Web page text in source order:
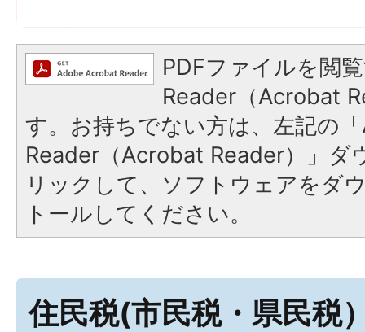
PDFファイルを閲
Reader（Acrobat
す。お持ちでない方は、左記の
Reader（Acrobat Reader）」ダ
リックして、ソフトウェアをダ
トールしてください。
住民税(市民税・県民税